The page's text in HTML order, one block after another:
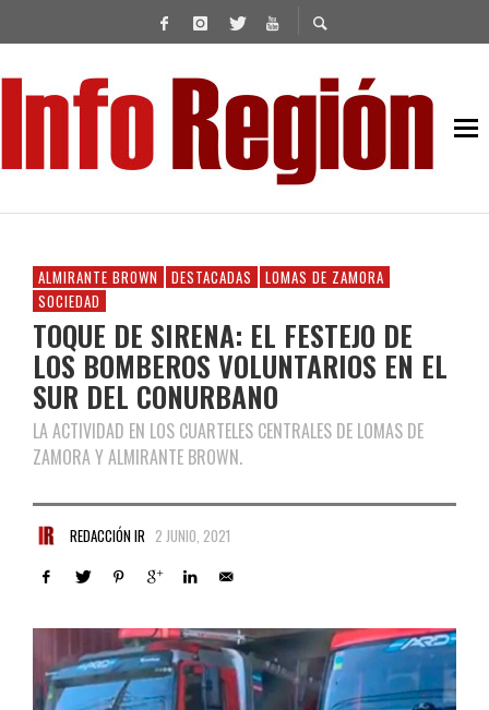
ALMIRANTE BROWN DESTACADAS
LOMAS DE ZAMORA
SOCIEDAD
TOQUE DE SIRENA: EL FESTEJO DE
LOS BOMBEROS VOLUNTARIOS EN EL
SUR DEL CONURBANO
LA ACTIVIDAD EN LOS CUARTELES CENTRALES DE LOMAS DE
ZAMORA Y ALMIRANTE BROWN.
REDACCIÓN IR 2 JUNIO, 2021